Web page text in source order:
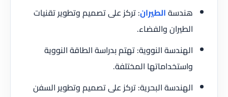
هندسةالطيران: تركز على تصميم وتطوير تقنيات
الطيران والفضاء.
الهندسة النووية: تهتم بدراسة الطاقة النووية
واستخداماتها المختلفة.
الهندسة البحرية: تركز على تصميم وتطوير السفن